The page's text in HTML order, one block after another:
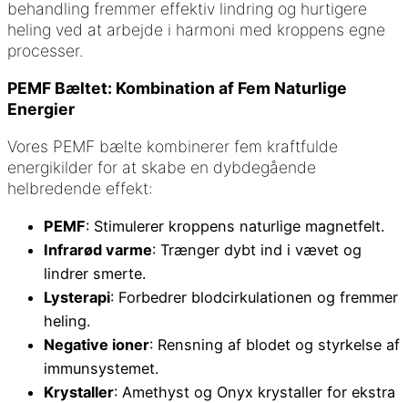
behandling fremmer effektiv lindring og hurtigere
heling ved at arbejde i harmoni med kroppens egne
processer.
PEMF Bæltet: Kombination af Fem Naturlige
Energier
Vores PEMF bælte kombinerer fem kraftfulde
energikilder for at skabe en dybdegående
helbredende effekt:
PEMF: Stimulerer kroppens naturlige magnetfelt.
Infrarød varme: Trænger dybt ind i vævet og
lindrer smerte.
Lysterapi: Forbedrer blodcirkulationen og fremmer
heling.
Negative ioner: Rensning af blodet og styrkelse af
immunsystemet.
Krystaller: Amethyst og Onyx krystaller for ekstra